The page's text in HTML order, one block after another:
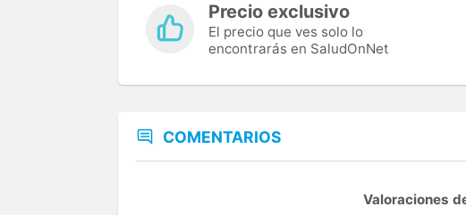
Precio exclusivo
El precio que ves solo lo
encontrarás en SaludOnNet
COMENTARIOS
Valoraciones